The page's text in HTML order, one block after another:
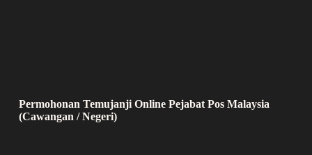
Permohonan Temujanji Online Pejabat Pos Malaysia
(Cawangan / Negeri)